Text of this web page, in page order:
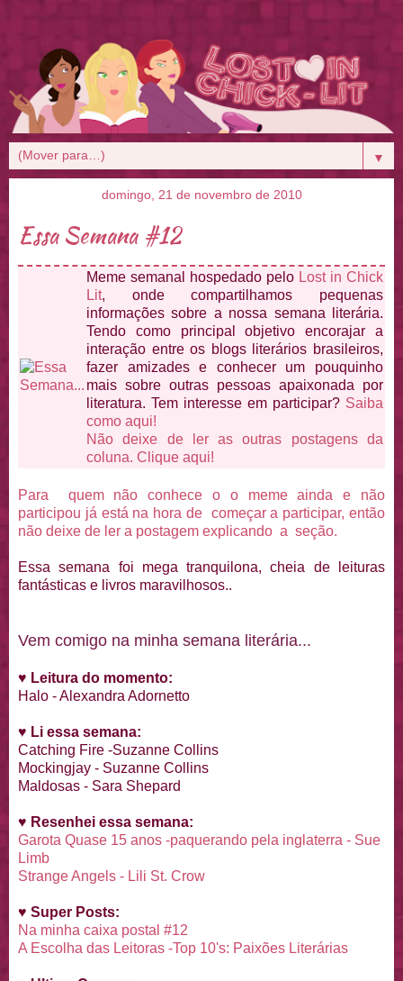
▼
domingo, 21 de novembro de 2010
Essa Semana #12
Meme semanal hospedado pelo Lost in Chick
Lit, onde compartilhamos pequenas
informações sobre a nossa semana literária.
Tendo como principal objetivo encorajar a
interação entre os blogs literários brasileiros,
fazer amizades e conhecer um pouquinho
mais sobre outras pessoas apaixonada por
literatura. Tem interesse em participar? Saiba
como aqui!
Não deixe de ler as outras postagens da
coluna. Clique aqui!
Para quem não conhece o o meme ainda e não
participou já está na hora de começar a participar, então
não deixe de ler a postagem explicando a seção.
Essa semana foi mega tranquilona, cheia de leituras
fantásticas e livros maravilhosos..
Vem comigo na minha semana literária...
♥ Leitura do momento:
Halo - Alexandra Adornetto
♥ Li essa semana:
Catching Fire -Suzanne Collins
Mockingjay - Suzanne Collins
Maldosas - Sara Shepard
♥ Resenhei essa semana:
Garota Quase 15 anos -paquerando pela inglaterra - Sue
Limb
Strange Angels - Lili St. Crow
♥ Super Posts:
Na minha caixa postal #12
A Escolha das Leitoras -Top 10's: Paixões Literárias